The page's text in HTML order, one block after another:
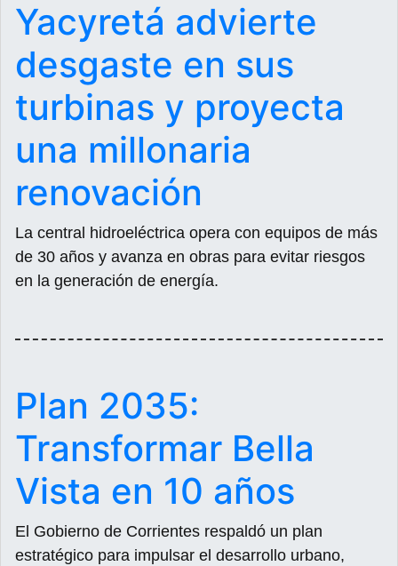
Yacyretá advierte
desgaste en sus
turbinas y proyecta
una millonaria
renovación
La central hidroeléctrica opera con equipos de más
de 30 años y avanza en obras para evitar riesgos
en la generación de energía.
Plan 2035:
Transformar Bella
Vista en 10 años
El Gobierno de Corrientes respaldó un plan
estratégico para impulsar el desarrollo urbano,